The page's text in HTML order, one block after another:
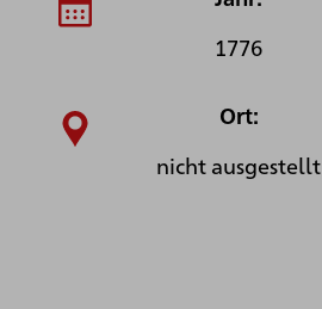
1776
Ort:
nicht ausgestellt